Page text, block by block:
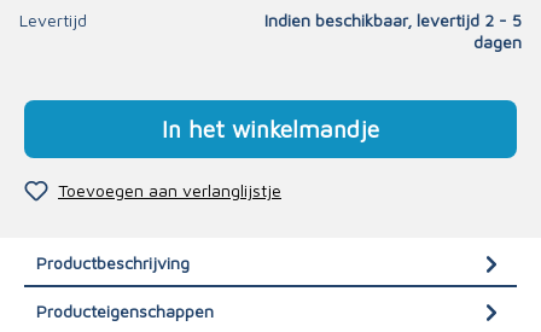
Levertijd
Indien beschikbaar, levertijd 2 - 5
dagen
In het winkelmandje
Toevoegen aan verlanglijstje
Productbeschrijving
Producteigenschappen